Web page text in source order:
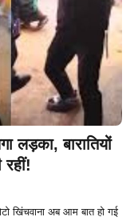
लड़का, बारातियों
खिंचवाना अब आम बात हो गई